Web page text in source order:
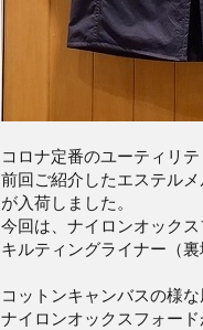
コロナ定番のユーティリ
前回ご紹介したエステル
が入荷しました。
今回は、ナイロンオック
キルティングライナー（
コットンキャンバスの様
ナイロンオックスフォード